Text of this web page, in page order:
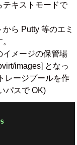
テキストモードで
ら Putty 等のエミ
イメージの保管場
images] となっ
レージプールを作
パスで OK)